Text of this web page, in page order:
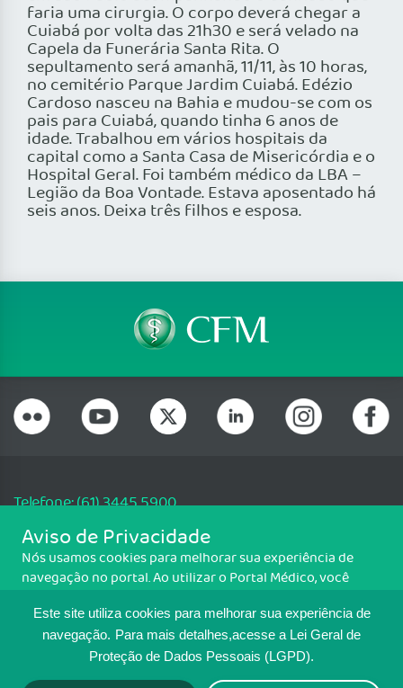
Este site utiliza cookies para melhorar sua experiência de
navegação. Para mais detalhes,acesse a Lei Geral de
Proteção de Dados Pessoais (LGPD).
faria uma cirurgia. O corpo deverá chegar a
Cuiabá por volta das 21h30 e será velado na
Capela da Funerária Santa Rita. O
sepultamento será amanhã, 11/11, às 10 horas,
no cemitério Parque Jardim Cuiabá. Edézio
Cardoso nasceu na Bahia e mudou-se com os
pais para Cuiabá, quando tinha 6 anos de
idade. Trabalhou em vários hospitais da
capital como a Santa Casa de Misericórdia e o
Hospital Geral. Foi também médico da LBA –
Legião da Boa Vontade. Estava aposentado há
seis anos. Deixa três filhos e esposa.
Telefone: (61) 3445 5900
Email: cfm@portalmedico.org.br
SGAS 616, Conjunto D, Lote 115, L2 Sul, Brasília/DF - CEP: 70200-760 -
CNPJ: 33.583.550/0001-30
MAPA DO SITE
Aviso de Privacidade
Nós usamos cookies para melhorar sua experiência de
navegação no portal. Ao utilizar o Portal Médico, você
Para ter mais informações sobre como isso é feito, acesse
Política de cookies. Se você concorda, clique em ACEITO.